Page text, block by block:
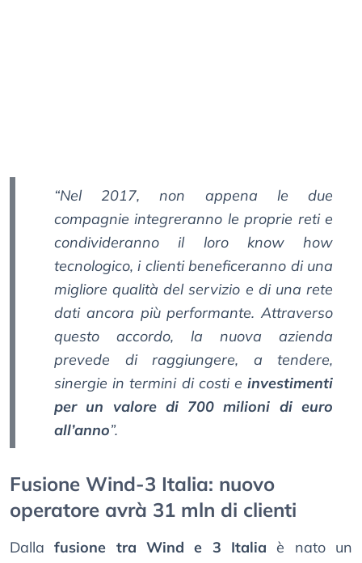
“Nel 2017, non appena le due
compagnie integreranno le proprie reti e
condivideranno il loro know how
tecnologico, i clienti beneficeranno di una
migliore qualità del servizio e di una rete
dati ancora più performante. Attraverso
questo accordo, la nuova azienda
prevede di raggiungere, a tendere,
sinergie in termini di costi e investimenti
per un valore di 700 milioni di euro
all’anno”.
Fusione Wind-3 Italia: nuovo
operatore avrà 31 mln di clienti
Dallafusione tra Wind e 3 Italia è nato un